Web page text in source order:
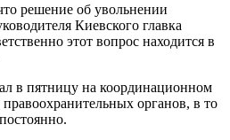
решение об увольнении
Киевского главка
этот вопрос находится в
в пятницу на координационном
органов, в то